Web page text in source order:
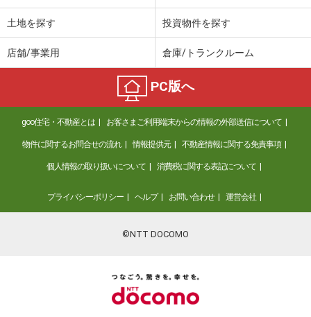
土地を探す 投資物件を探す
店舗/事業用 倉庫/トランクルーム
PC版へ
goo住宅・不動産とは お客さまご利用端末からの情報の外部送信について
物件に関するお問合せの流れ 情報提供元 不動産情報に関する免責事項
個人情報の取り扱いについて 消費税に関する表記について
プライバシーポリシー ヘルプ お問い合わせ 運営会社
©NTT DOCOMO